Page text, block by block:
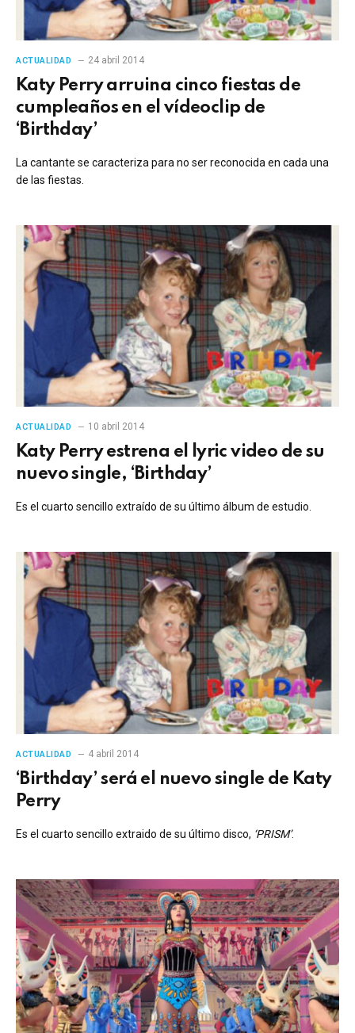
ACTUALIDAD 24 abril 2014
Katy Perry arruina cinco fiestas de
cumpleaños en el vídeoclip de
‘Birthday’
La cantante se caracteriza para no ser reconocida en cada una
de las fiestas.
ACTUALIDAD 10 abril 2014
Katy Perry estrena el lyric video de su
nuevo single, ‘Birthday’
Es el cuarto sencillo extraído de su último álbum de estudio.
ACTUALIDAD 4 abril 2014
‘Birthday’ será el nuevo single de Katy
Perry
Es el cuarto sencillo extraido de su último disco, ‘PRISM’.